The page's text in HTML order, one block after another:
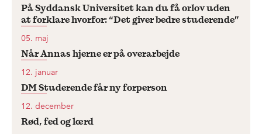
På Syddansk Universitet kan du få orlov uden
at forklare hvorfor: “Det giver bedre studerende”
05. maj
Når Annas hjerne er på overarbejde
12. januar
DM Studerende får ny forperson
12. december
Rød, fed og lærd